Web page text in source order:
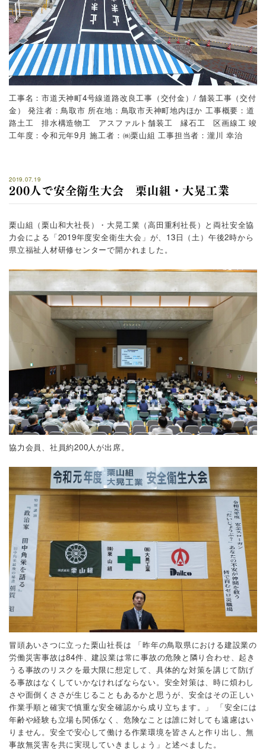
工事名：市道天神町4号線道路改良工事（交付金）/ 舗装工事（交付
金）
発注者：鳥取市 所在地：鳥取市天神町地内ほか 工事概要：道
路土工 排水構造物工 アスファルト舗装工 縁石工 区画線工 竣
工年度：令和元年9月 施工者：㈱栗山組 工事担当者：瀧川 幸治
2019.07.19
200人で安全衛生大会 栗山組・大晃工業
栗山組（栗山和大社長）・大晃工業（高田重利社長）と両社安全協
力会による「2019年度安全衛生大会」が、13日（土）午後2時から
県立福祉人材研修センターで開かれました。
協力会員、社員約200人が出席。
冒頭あいさつに立った栗山社長は 「昨年の鳥取県における建設業の
労働災害事故は84件、建設業は常に事故の危険と隣り合わせ、起き
うる事故のリスクを最大限に想定して、具体的な対策を講じて防げ
る事故はなくしていかなければならない。安全対策は、時に煩わし
さや面倒くささが生じることもあるかと思うが、安全はその正しい
作業手順と確実で慎重な安全確認から成り立ちます。」
「安全には
年齢や経験も立場も関係なく、危険なことは誰に対しても遠慮はい
りません。安全で安心して働ける作業環境を皆さんと作り出し、無
事故無災害を共に実現していきましょう」と述べました。